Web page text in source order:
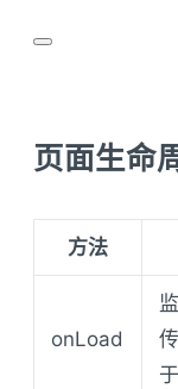
页面生命
方法
onLoad